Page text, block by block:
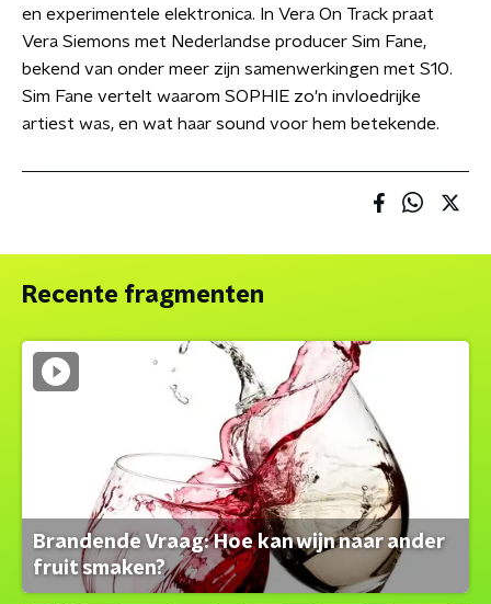
en experimentele elektronica. In Vera On Track praat
Vera Siemons met Nederlandse producer Sim Fane,
bekend van onder meer zijn samenwerkingen met S10.
Sim Fane vertelt waarom SOPHIE zo'n invloedrijke
artiest was, en wat haar sound voor hem betekende.
Recente fragmenten
Brandende Vraag: Hoe kan wijn naar ander
fruit smaken?